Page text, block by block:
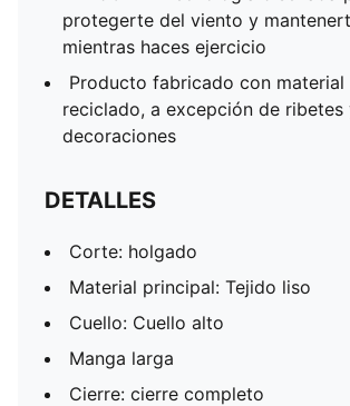
protegerte del viento y
mientras haces ejercicio
Producto fabricado con material
reciclado, a excepción de ribetes
decoraciones
DETALLES
Corte: holgado
Material principal: Tejido liso
Cuello: Cuello alto
Manga larga
Cierre: cierre completo